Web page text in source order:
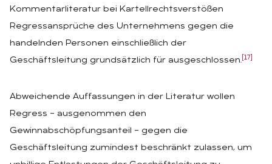
Kommentarliteratur bei Kartellrechtsverstößen
Regressansprüche des Unternehmens gegen die
handelnden Personen einschließlich der
Geschäftsleitung grundsätzlich für ausgeschlossen. [17]
Abweichende Auffassungen in der Literatur wollen
Regress – ausgenommen den
Gewinnabschöpfungsanteil – gegen die
Geschäftsleitung zumindest beschränkt zulassen, um